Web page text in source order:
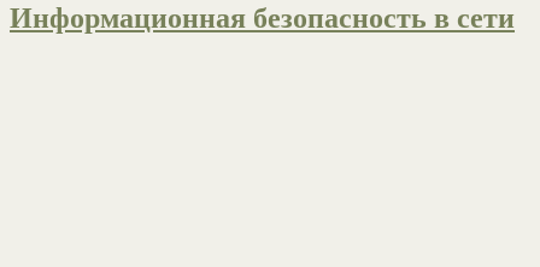
Информационная безопасность в сети